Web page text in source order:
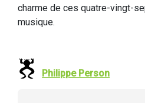
charme de ces quatre-vingt-
musique.
Philippe Person